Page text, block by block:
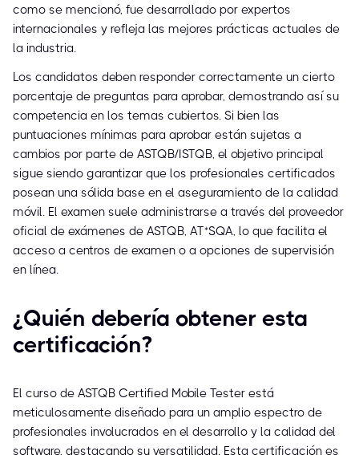
como se mencionó, fue desarrollado por expertos
internacionales y refleja las mejores prácticas actuales de
la industria.
Los candidatos deben responder correctamente un cierto
porcentaje de preguntas para aprobar, demostrando así su
competencia en los temas cubiertos. Si bien las
puntuaciones mínimas para aprobar están sujetas a
cambios por parte de ASTQB/ISTQB, el objetivo principal
sigue siendo garantizar que los profesionales certificados
posean una sólida base en el aseguramiento de la calidad
móvil. El examen suele administrarse a través del proveedor
oficial de exámenes de ASTQB, AT*SQA, lo que facilita el
acceso a centros de examen o a opciones de supervisión
en línea.
¿Quién debería obtener esta
certificación?
El curso de ASTQB Certified Mobile Tester está
meticulosamente diseñado para un amplio espectro de
profesionales involucrados en el desarrollo y la calidad del
software, destacando su versatilidad. Esta certificación es